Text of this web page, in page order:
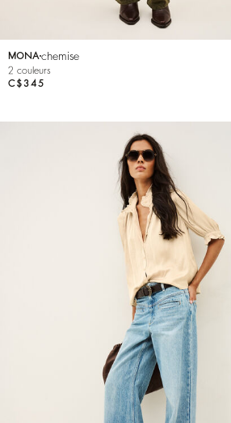
MONA chemise
2 couleurs
C$345